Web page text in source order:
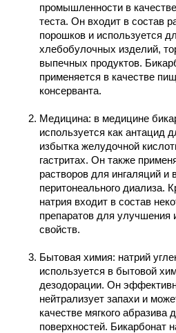
промышленности в
теста. Он входит в состав
порошков и используется
хлебобулочных изделий,
выпечных продуктов.
применяется в качестве
консерванта.
Медицина: в медицине
используется как антацид
избытка желудочной
гастритах. Он также
растворов для ингаляций и
перитонеального диализа.
натрия входит в состав
препаратов для улучшения
свойств.
Бытовая химия: натрий
используется в бытовой
дезодорации. Он
нейтрализует запахи и
качестве мягкого абразива
поверхностей. Бикарбонат